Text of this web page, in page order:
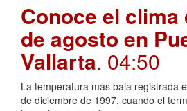
Conoce el clima
de agosto en
Vallarta. 04:50
La temperatura más baja registrada
de diciembre de 1997, cuando el